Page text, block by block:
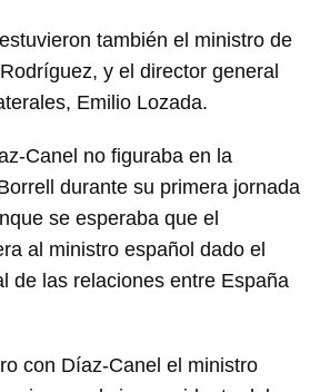
también el ministro de
y el director general
Emilio Lozada.
Canel no figuraba en la
durante su primera jornada
se esperaba que el
al ministro español dado el
de las relaciones entre España
con Díaz-Canel el ministro